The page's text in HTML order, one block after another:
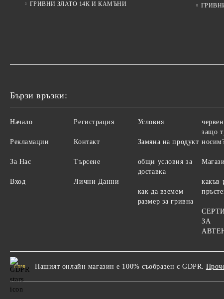
ГРИВНИ ЗЛАТО 14К И КАМЪНИ
Бързи връзки:
Начало
Рекламации
За Нас
Вход
Регистрация
Контакт
Търсене
Лични Данни
Условия
Замяна на продукт
общи условия за
доставка
как да вземем
размер за гривна
защо
какъв
ЗА
GDPR Нашият онлайн магазин е 100% съобразен с GDPR.